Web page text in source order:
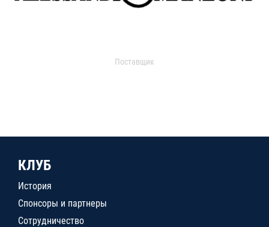
Поставщик
КЛУБ
История
Спонсоры и партнеры
Сотрудничество